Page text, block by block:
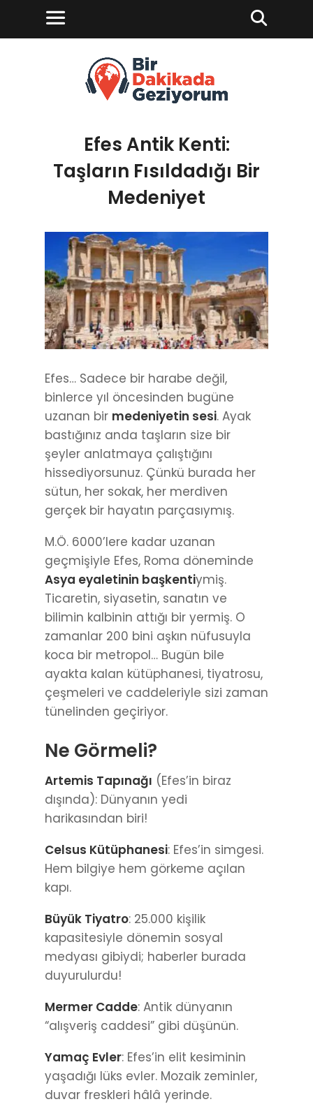
Efes Antik Kenti:
Taşların Fısıldadığı Bir
Medeniyet
Efes… Sadece bir harabe değil,
binlerce yıl öncesinden bugüne
uzanan bir medeniyetin sesi. Ayak
bastığınız anda taşların size bir
şeyler anlatmaya çalıştığını
hissediyorsunuz. Çünkü burada her
sütun, her sokak, her merdiven
gerçek bir hayatın parçasıymış.
M.Ö. 6000’lere kadar uzanan
geçmişiyle Efes, Roma döneminde
Asya eyaletinin başkentiymiş.
Ticaretin, siyasetin, sanatın ve
bilimin kalbinin attığı bir yermiş. O
zamanlar 200 bini aşkın nüfusuyla
koca bir metropol… Bugün bile
ayakta kalan kütüphanesi, tiyatrosu,
çeşmeleri ve caddeleriyle sizi zaman
tünelinden geçiriyor.
Ne Görmeli?
Artemis Tapınağı (Efes’in biraz
dışında): Dünyanın yedi
harikasından biri!
Celsus Kütüphanesi: Efes’in simgesi.
Hem bilgiye hem görkeme açılan
kapı.
Büyük Tiyatro: 25.000 kişilik
kapasitesiyle dönemin sosyal
medyası gibiydi; haberler burada
duyurulurdu!
Mermer Cadde: Antik dünyanın
“alışveriş caddesi” gibi düşünün.
Yamaç Evler: Efes’in elit kesiminin
yaşadığı lüks evler. Mozaik zeminler,
duvar freskleri hâlâ yerinde.